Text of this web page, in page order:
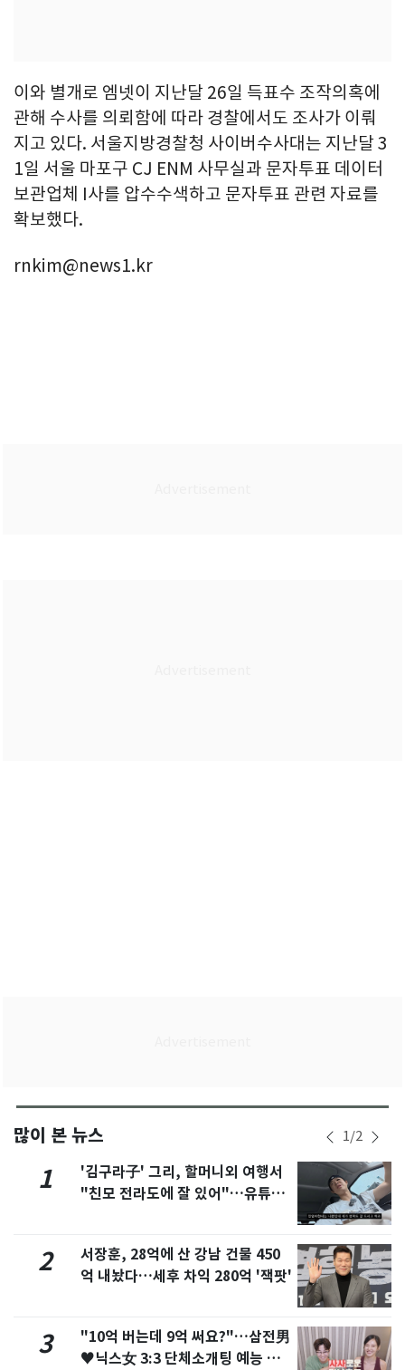
이와 별개로 엠넷이 지난달 26일 득표수 조작의혹에
관해 수사를 의뢰함에 따라 경찰에서도 조사가 이뤄
지고 있다. 서울지방경찰청 사이버수사대는 지난달 3
1일 서울 마포구 CJ ENM 사무실과 문자투표 데이터
보관업체 I사를 압수수색하고 문자투표 관련 자료를
확보했다.
rnkim@news1.kr
많이 본 뉴스 1/2
1
'김구라子' 그리, 할머니외 여행서
"친모 전라도에 잘 있어"…유튜브
2
서장훈, 28억에 산 강남 건물 450
억 내놨다…세후 차익 280억 '잭팟'
3
"10억 버는데 9억 써요?"…삼전男
♥닉스女 3:3 단체소개팅 예능 화